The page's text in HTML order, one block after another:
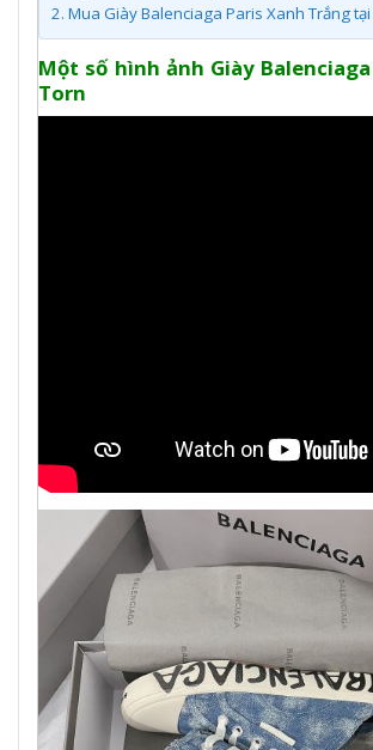
2. Mua Giày Balenciaga Paris Xanh Trắng
Một số hình ảnh Giày
Torn